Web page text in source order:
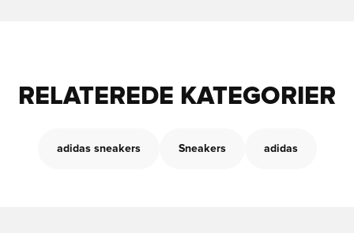
RELATEREDE KATEGORIER
adidas sneakers Sneakers adidas